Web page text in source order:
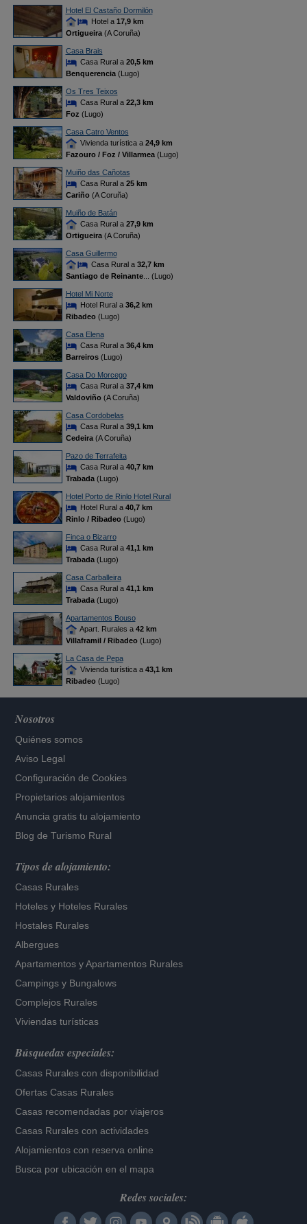
Hotel El Castaño Dormilón
Hotel a 17,9 km
Ortigueira(A Coruña)
Casa Brais
Casa Rural a 20,5 km
Benquerencia(Lugo)
Os Tres Teixos
Casa Rural a 22,3 km
Foz (Lugo)
Casa Catro Ventos
Vivienda turística a 24,9 km
Fazouro / Foz / Villarmea(Lugo)
Muiño das Cañotas
Casa Rural a 25 km
Cariño(A Coruña)
Muiño de Batán
Casa Rural a 27,9 km
Ortigueira(A Coruña)
Casa Guillermo
Casa Rural a 32,7 km
Santiago de Reinante... (Lugo)
Hotel Mi Norte
Hotel Rural a 36,2 km
Ribadeo(Lugo)
Casa Elena
Casa Rural a 36,4 km
Barreiros(Lugo)
Casa Do Morcego
Casa Rural a 37,4 km
Valdoviño(A Coruña)
Casa Cordobelas
Casa Rural a 39,1 km
Cedeira(A Coruña)
Pazo de Terrafeita
Casa Rural a 40,7 km
Trabada(Lugo)
Hotel Porto de Rinlo Hotel Rural
Hotel Rural a 40,7 km
Rinlo / Ribadeo(Lugo)
Finca o Bizarro
Casa Rural a 41,1 km
Trabada(Lugo)
Casa Carballeira
Casa Rural a 41,1 km
Trabada(Lugo)
Apartamentos Bouso
Apart. Rurales a 42 km
Villaframil / Ribadeo(Lugo)
La Casa de Pepa
Vivienda turística a 43,1 km
Ribadeo(Lugo)
Nosotros
Quiénes somos
Aviso Legal
Configuración de Cookies
Propietarios alojamientos
Anuncia gratis tu alojamiento
Blog de Turismo Rural
Tipos de alojamiento:
Casas Rurales
Hoteles y Hoteles Rurales
Hostales Rurales
Albergues
Apartamentos yApartamentos Rurales
Campings y Bungalows
Complejos Rurales
Viviendas turísticas
Búsquedas especiales:
Casas Rurales con disponibilidad
Ofertas Casas Rurales
Casas recomendadas por viajeros
Casas Rurales con actividades
Alojamientos con reserva online
Busca por ubicación en el mapa
Redes sociales: